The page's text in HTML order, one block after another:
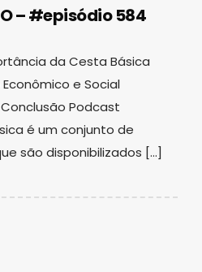
– #episódio 584
da Cesta Básica
e Social
Podcast
é um conjunto de
são disponibilizados […]